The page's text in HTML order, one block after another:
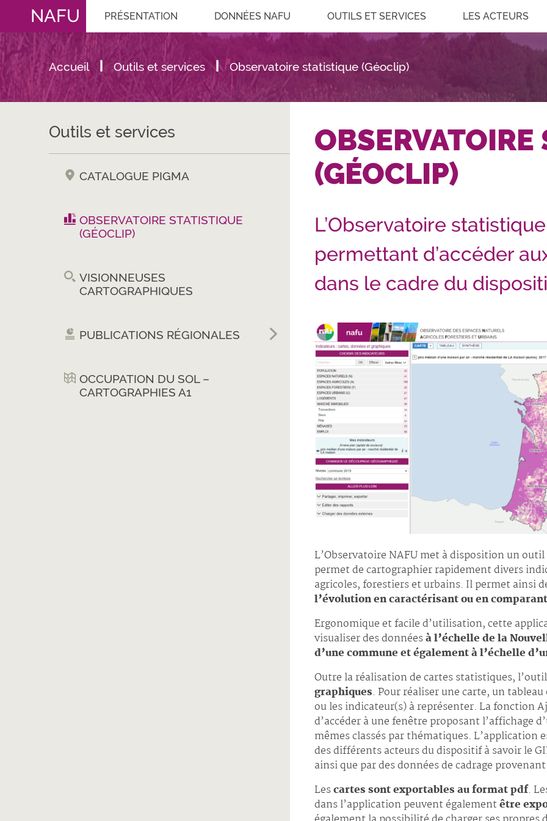
NAFU PRÉSENTATION DONNÉES NAFU OUTILS ET SERVICES LES ACTEURS
Accueil Outils et services Observatoire statistique (Géoclip)
Outils et services
CATALOGUE PIGMA
OBSERVATOIRE STATISTIQUE
(GÉOCLIP)
VISIONNEUSES
CARTOGRAPHIQUES
PUBLICATIONS RÉGIONALES
OCCUPATION DU SOL –
CARTOGRAPHIES A1
(GÉOCLIP)
L’Observatoire
permettant d’accéder
dans le cadre du
L’Observatoire NAFU met à disposition un
permet de cartographier rapidement divers
agricoles, forestiers et urbains. Il permet ainsi
l’évolution en caractérisant ou en
Ergonomique et facile d’utilisation, cette
visualiser des donnéesà l’échelle de la
d’une commune et également à l’échelle
Outre la réalisation de cartes statistiques,
graphiques. Pour réaliser une carte, un
ou les indicateur(s) à représenter. La fonction
d’accéder à une fenêtre proposant l’affichage
mêmes classés par thématiques. L’application
des différents acteurs du dispositif à savoir le
ainsi que par des données de cadrage provenant
Lescartes sont exportables au format pdf.
dans l’application peuvent égalementêtre